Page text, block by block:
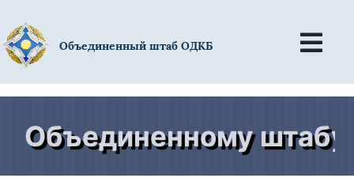
Объединенный штаб ОДКБ
Объединенному штабу